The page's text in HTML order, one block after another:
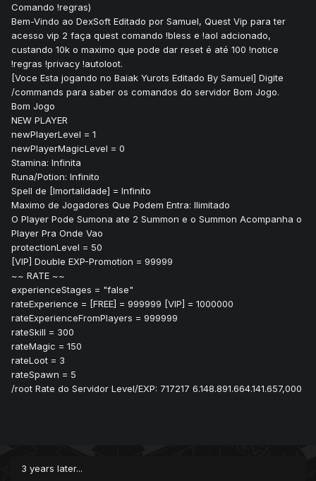
Comando !regras)
Bem-Vindo ao DexSoft Editado por Samuel, Quest Vip para ter
acesso vip 2 faça quest comando !bless e !aol adcionado,
custando 10k o maximo que pode dar reset é até 100 !notice
!regras !privacy !autoloot.
[Voce Esta jogando no Baiak Yurots Editado By Samuel] Digite
/commands para saber os comandos do servidor Bom Jogo.
Bom Jogo
NEW PLAYER
newPlayerLevel = 1
newPlayerMagicLevel = 0
Stamina: Infinita
Runa/Potion: Infinito
Spell de [Imortalidade] = Infinito
Maximo de Jogadores Que Podem Entra: Ilimitado
O Player Pode Sumona ate 2 Summon e o Summon Acompanha o
Player Pra Onde Vao
protectionLevel = 50
[VIP] Double EXP-Promotion = 99999
~~ RATE ~~
experienceStages = "false"
rateExperience = [FREE] = 999999 [VIP] = 1000000
rateExperienceFromPlayers = 999999
rateSkill = 300
rateMagic = 150
rateLoot = 3
rateSpawn = 5
/root Rate do Servidor Level/EXP: 717217 6.148.891.664.141.657,000
3 years later...